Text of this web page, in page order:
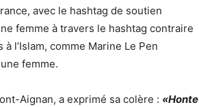
avec le hashtag de soutien
femme à travers le hashtag contraire
l’Islam, comme Marine Le Pen
femme.
Aignan, a exprimé sa colère : «Honte